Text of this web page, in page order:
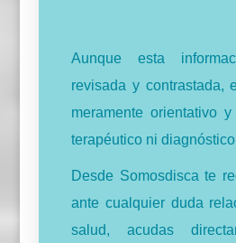
Aunque esta
revisada y contrastada,
meramente orientativo
terapéutico ni
Desde Somosdisca te
ante cualquier duda
salud, acudas